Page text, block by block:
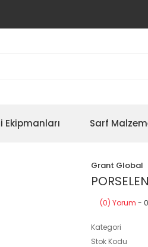
Ekipmanları Sarf
Grant Global
(0) Yorum -
Kategori
Stok Kodu